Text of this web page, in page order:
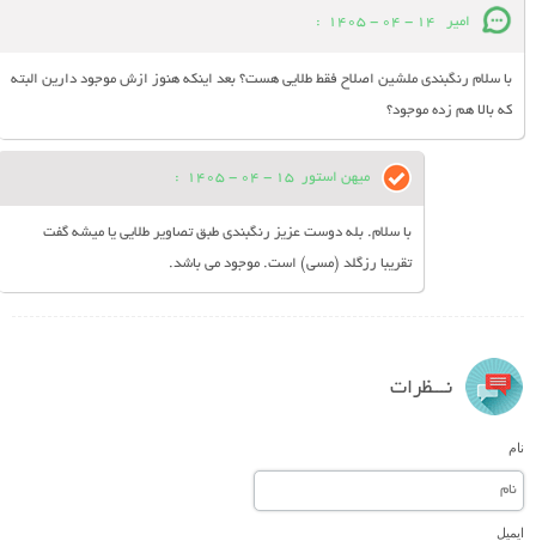
امیر 14 - 04 - 1405
:
با سلام رنگبندی ملشین اصلاح فقط طلایی هست؟ بعد اینکه هنوز ازش موجود دارین البته
که بالا هم زده موجود؟
میهن استور 15 - 04 - 1405
:
با سلام. بله دوست عزیز رنگبندی طبق تصاویر طلایی یا میشه گفت
تقریبا رزگلد (مسی) است. موجود می باشد.
نـــظرات
نام
ایمیل